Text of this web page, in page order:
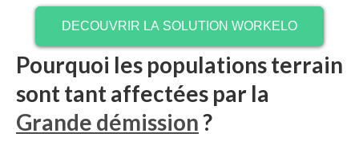
DECOUVRIR LA SOLUTION WORKELO
Pourquoi les populations terrain
sont tant affectées par la
Grande démission?